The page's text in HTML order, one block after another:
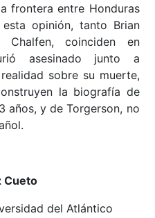
frontera entre Honduras
opinión, tanto Brian
Chalfen, coinciden en
asesinado junto a
sobre su muerte,
la biografía de
años, y de Torgerson, no
Cueto
del Atlántico